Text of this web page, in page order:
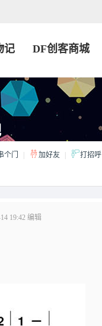
记 DF创客商城
个门 加好友 打招呼
19:42 编辑